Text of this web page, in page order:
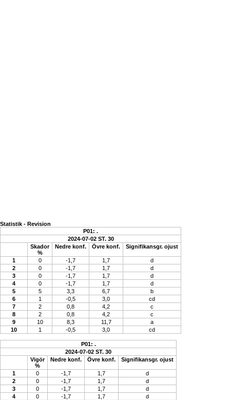
Statistik - Revision
P01: .
2024-07-02 ST. 30
Skador
%
Nedre konf. Övre konf. Signifikansgr. ojust
1 0 -1,7 1,7
d
2
0 -1,7 1,7
d
3
0 -1,7 1,7
d
4
0 -1,7 1,7
d
5
5 3,3 6,7
b
6
1 -0,5 3,0
cd
7
2 0,8 4,2
c
8
2 0,8 4,2
c
9
10 8,3 11,7
a
10
1 -0,5 3,0 cd
P01: .
2024-07-02 ST. 30
Vigör
%
Nedre konf. Övre konf. Signifikansgr. ojust
1 0 -1,7 1,7
d
2
0 -1,7 1,7
d
3
0 -1,7 1,7
d
4
0 -1,7 1,7
d